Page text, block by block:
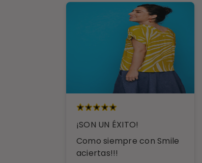
¡SON UN ÉXITO!
Como siempre con Smile
aciertas!!!